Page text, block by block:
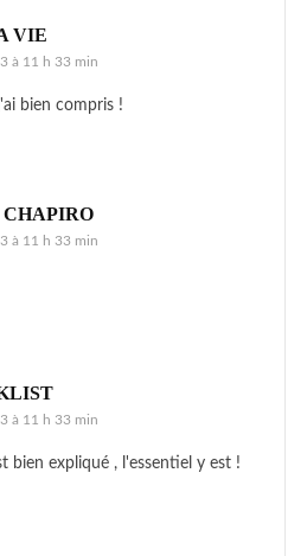
VIE
à 11 h 33 min
bien compris !
CHAPIRO
à 11 h 33 min
à 11 h 33 min
bien expliqué , l'essentiel y est !